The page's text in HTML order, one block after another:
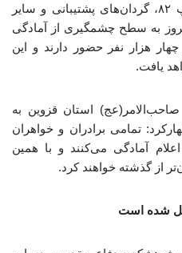
سرداررفیعی آتانی تاکید کرد: تیپ ۸۲، گردان‌های پشتیبانی و سایر
به سطح چشمگیری از آمادگی
هزار نفر حضور دارند و این
یافت.
استان قزوین به
تمامی برادران و خواهران
آمادگی می‌کنند و با همین
از گذشته خواهند کرد.
شده است